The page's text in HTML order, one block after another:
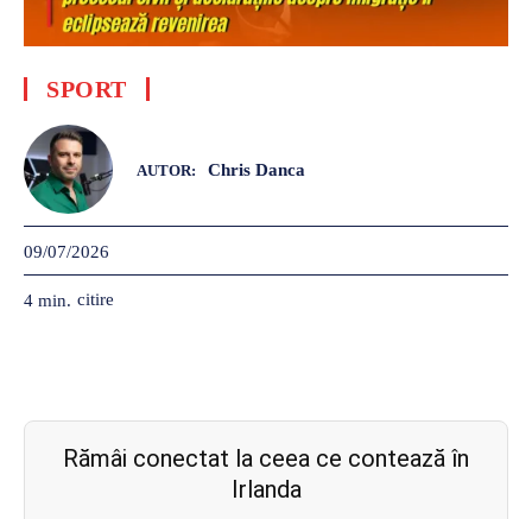
SPORT
AUTOR: Chris Danca
09/07/2026
4 min. citire
Rămâi conectat la ceea ce contează în
Irlanda